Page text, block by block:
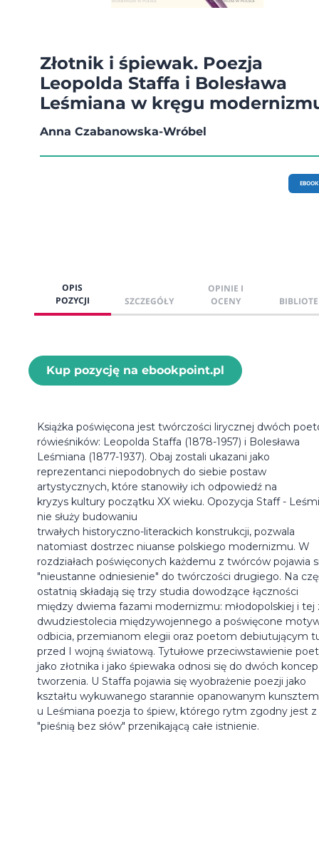
Złotnik i śpiewak. Poezja
Leopolda Staffa i Bolesława
Leśmiana w kręgu
Anna Czabanowska-Wróbel
EBOOK
OPIS
POZYCJI
SZCZEGÓŁY
OPINIE I
OCENY
Kup pozycję na ebookpoint.pl
Książka poświęcona jest twórczości lirycznej dwóch
rówieśników: Leopolda Staffa (1878-1957) i Bolesława
Leśmiana (1877-1937). Obaj zostali ukazani jako
reprezentanci niepodobnych do siebie postaw
artystycznych, które stanowiły ich odpowiedź na
kryzys kultury początku XX wieku. Opozycja Staff -
nie służy budowaniu
trwałych historyczno-literackich konstrukcji, pozwala
natomiast dostrzec niuanse polskiego modernizmu. W
rozdziałach poświęconych każdemu z twórców pojawia
"nieustanne odniesienie" do twórczości drugiego. Na
ostatnią składają się trzy studia dowodzące łączności
między dwiema fazami modernizmu: młodopolskiej i tej
dwudziestolecia międzywojennego a poświęcone
odbicia, przemianom elegii oraz poetom debiutującym
przed I wojną światową. Tytułowe przeciwstawienie
jako złotnika i jako śpiewaka odnosi się do dwóch
tworzenia. U Staffa pojawia się wyobrażenie poezji jako
kształtu wykuwanego starannie opanowanym
u Leśmiana poezja to śpiew, którego rytm zgodny jest z
"pieśnią bez słów" przenikającą całe istnienie.